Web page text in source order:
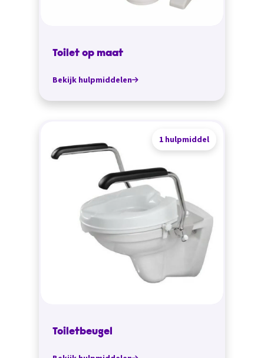
Toilet op maat
Bekijk hulpmiddelen
1 hulpmiddel
Toiletbeugel